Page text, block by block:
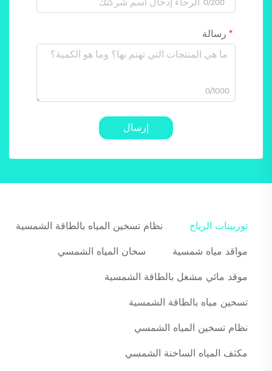
0/200
رسالة
0/1000
إرسال
توربينات الرياح نظام تسخين المياه بالطاقة الشمسية
مواقد مياه شمسية سخان المياه الشمسي
موقد مائي مشغل بالطاقة الشمسية
تسخين مياه بالطاقة الشمسية
نظام تسخين المياه الشمسي
مكثف المياه الساخنة الشمسي